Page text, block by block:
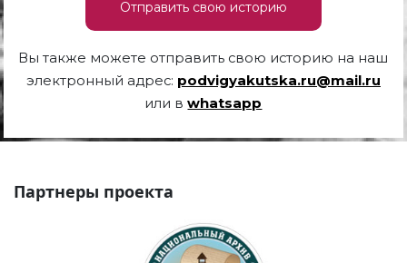
Отправить свою историю
Вы также можете отправить свою историю на наш
электронный адрес: podvigyakutska.ru@mail.ru
или вwhatsapp
Партнеры проекта